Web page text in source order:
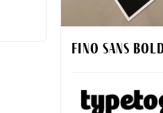
Fino Sans